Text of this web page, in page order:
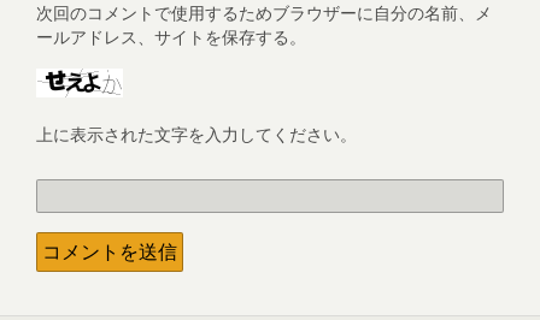
次回のコメントで使用するためブラウザーに自分の名前、メ
ールアドレス、サイトを保存する。
上に表示された文字を入力してください。